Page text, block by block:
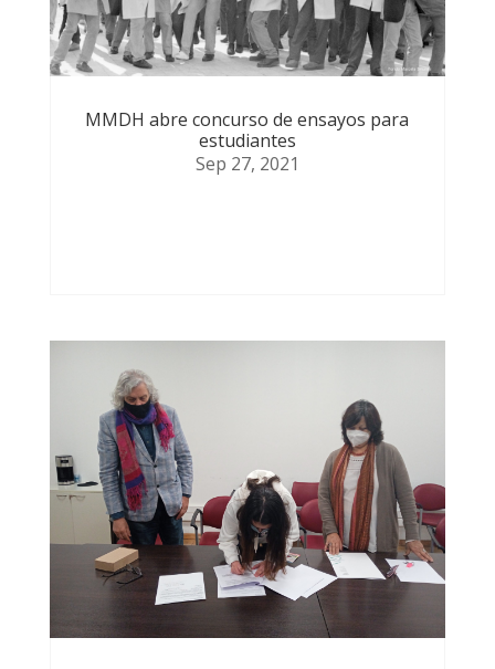
MMDH abre concurso de ensayos para
estudiantes
Sep 27, 2021